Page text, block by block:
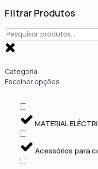
Filtrar Produtos
Categoria
Escolher opções
MATERIAL
Acessórios para